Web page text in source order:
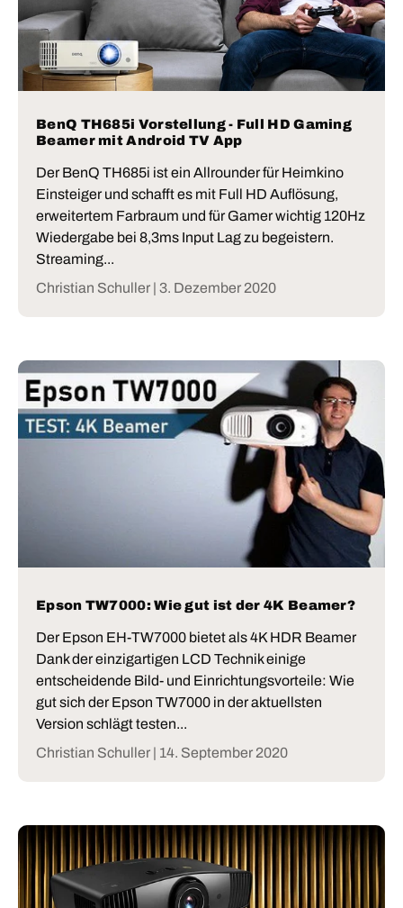
BenQ TH685i Vorstellung - Full HD Gaming
Beamer mit Android TV App
Der BenQ TH685i ist ein Allrounder für Heimkino
Einsteiger und schafft es mit Full HD Auflösung,
erweitertem Farbraum und für Gamer wichtig 120Hz
Wiedergabe bei 8,3ms Input Lag zu begeistern.
Streaming...
Christian Schuller | 3. Dezember 2020
Epson TW7000: Wie gut ist der 4K Beamer?
Der Epson EH-TW7000 bietet als 4K HDR Beamer
Dank der einzigartigen LCD Technik einige
entscheidende Bild- und Einrichtungsvorteile: Wie
gut sich der Epson TW7000 in der aktuellsten
Version schlägt testen...
Christian Schuller | 14. September 2020